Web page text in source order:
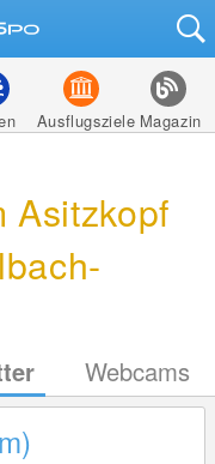
Ausflugsziele Magazin
Asitzkopf
Webcams
m)